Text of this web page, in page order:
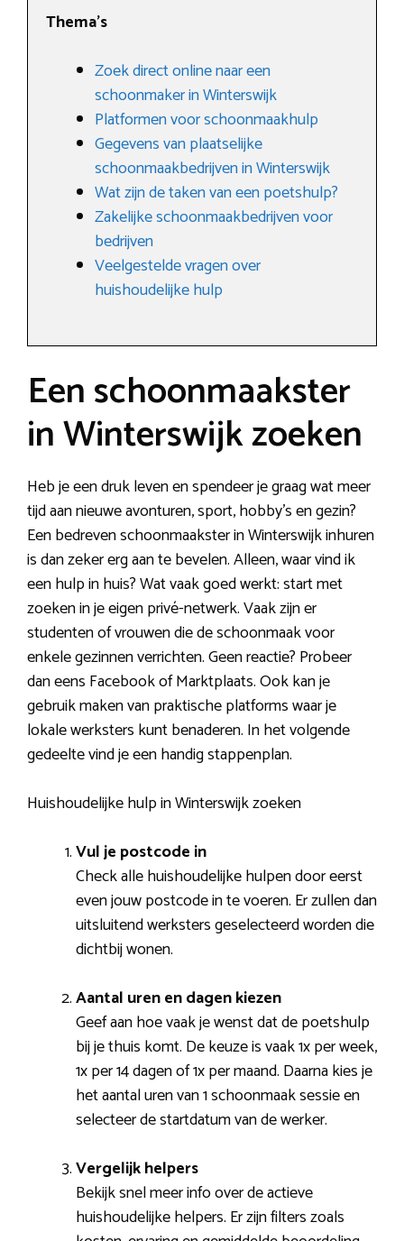
Thema’s
Zoek direct online naar een
schoonmaker in Winterswijk
Platformen voor schoonmaakhulp
Gegevens van plaatselijke
schoonmaakbedrijven in Winterswijk
Wat zijn de taken van een poetshulp?
Zakelijke schoonmaakbedrijven voor
bedrijven
Veelgestelde vragen over
huishoudelijke hulp
Een schoonmaakster
in Winterswijk zoeken
Heb je een druk leven en spendeer je graag wat meer
tijd aan nieuwe avonturen, sport, hobby’s en gezin?
Een bedreven schoonmaakster in Winterswijk inhuren
is dan zeker erg aan te bevelen. Alleen, waar vind ik
een hulp in huis? Wat vaak goed werkt: start met
zoeken in je eigen privé-netwerk. Vaak zijn er
studenten of vrouwen die de schoonmaak voor
enkele gezinnen verrichten. Geen reactie? Probeer
dan eens Facebook of Marktplaats. Ook kan je
gebruik maken van praktische platforms waar je
lokale werksters kunt benaderen. In het volgende
gedeelte vind je een handig stappenplan.
Huishoudelijke hulp in Winterswijk zoeken
Vul je postcode in
Check alle huishoudelijke hulpen door eerst
even jouw postcode in te voeren. Er zullen dan
uitsluitend werksters geselecteerd worden die
dichtbij wonen.
Aantal uren en dagen kiezen
Geef aan hoe vaak je wenst dat de poetshulp
bij je thuis komt. De keuze is vaak 1x per week,
1x per 14 dagen of 1x per maand. Daarna kies je
het aantal uren van 1 schoonmaak sessie en
selecteer de startdatum van de werker.
Vergelijk helpers
Bekijk snel meer info over de actieve
huishoudelijke helpers. Er zijn filters zoals